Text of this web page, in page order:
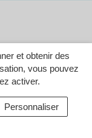
et obtenir des
vous pouvez
activer.
Personnaliser